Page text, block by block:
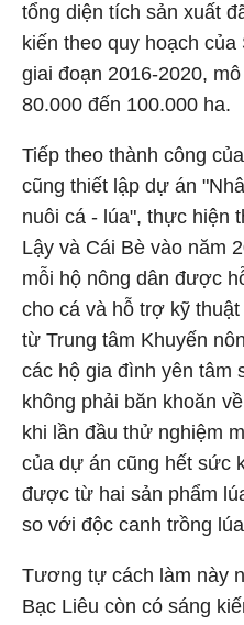
tổng diện tích sản xuất
kiến theo quy hoạch
giai đoạn 2016-2020,
80.000 đến 100.000 ha.
Tiếp theo thành công
cũng thiết lập dự án
nuôi cá - lúa", thực hiện
Lậy và Cái Bè vào năm
mỗi hộ nông dân được
cho cá và hỗ trợ kỹ
từ Trung tâm Khuyến
các hộ gia đình yên tâm
không phải băn khoăn
khi lần đầu thử nghiệm
của dự án cũng hết sức
được từ hai sản phẩm
so với độc canh trồng
Tương tự cách làm này
Bạc Liêu còn có sáng